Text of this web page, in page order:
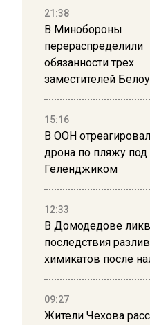
21:38
В Минобороны
перераспределили
обязанности трех
заместителей
15:16
В ООН
дрона по пляжу под
Геленджиком
12:33
В Домодедове
последствия
химикатов после
09:27
Жители Чехова